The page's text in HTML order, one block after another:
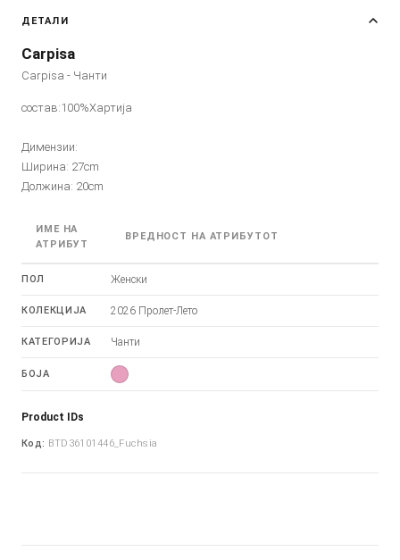
ДЕТАЛИ
Carpisa
Carpisa - Чанти
состав:100%Хартија
Димензии:
Ширина: 27cm
Должина: 20cm
ИМЕ НА
АТРИБУТ
ВРЕДНОСТ НА АТРИБУТОТ
ПОЛ Женски
КОЛЕКЦИЈА 2026 Пролет-Лето
КАТЕГОРИЈА Чанти
БОЈА
Product IDs
Код: BTD36101446_Fuchsia